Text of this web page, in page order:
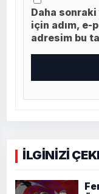
Daha sonraki
için adım, e-
adresim bu
İLGİNİZİ